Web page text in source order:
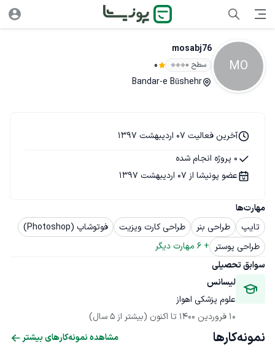
MO
mosabj76
سطح ۰ 0
Bandar-e Būshehr
مهارت‌ها
تایپ
طراحی بنر طراحی کارت ویزیت
فوتوشاپ (Photoshop)
طراحی پوستر +
6 مهارت دیگر
سوابق تحصیلی
لیسانس
علوم پزشکی اهواز
10 فروردین 1400
تا اکنون (بیشتر از 5 سال)
آخرین فعالیت 07 اردیبهشت 1397
0 پروژه انجام شده
عضو پونیشا از 07 اردیبهشت 1397
نمونه‌کارها مشاهده نمونه‌کارهای بیشتر